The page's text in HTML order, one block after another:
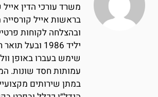
משרד עורכי הדין אייל
בראשות אייל קורסייה
ובהצלחה לקוחות
יליד 1986
שימש בעברו באופן
עמותות חסד שונות.
במתן שירותים